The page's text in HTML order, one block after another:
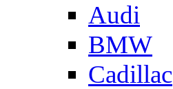
Audi
BMW
Cadillac